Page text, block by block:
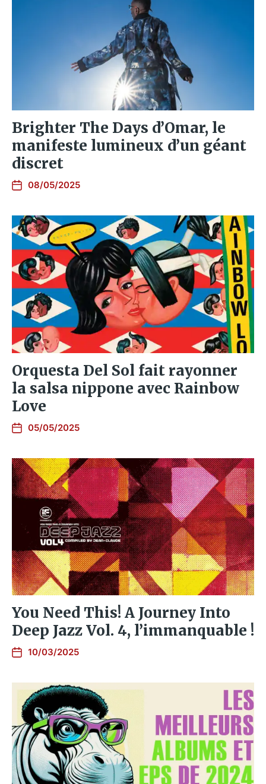
Brighter The Days d’Omar, le
manifeste lumineux d’un géant
discret
08/05/2025
Orquesta Del Sol fait rayonner
la salsa nippone avec Rainbow
Love
05/05/2025
You Need This! A Journey Into
Deep Jazz Vol. 4, l’immanquable !
10/03/2025